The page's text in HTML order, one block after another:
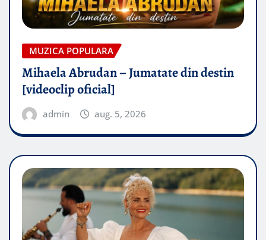
MUZICA POPULARA
Mihaela Abrudan – Jumatate din destin
[videoclip oficial]
admin aug. 5, 2026